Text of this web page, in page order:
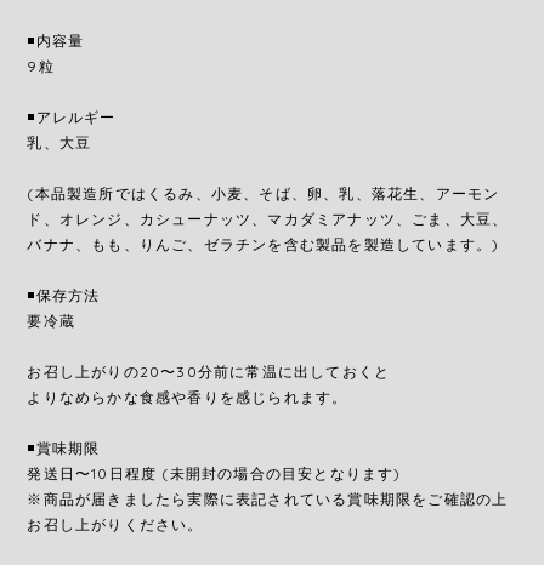
◾️内容量
9粒
◾️アレルギー
乳、大豆
(本品製造所ではくるみ、小麦、そば、卵、乳、落花生、アーモン
ド、オレンジ、カシューナッツ、マカダミアナッツ、ごま、大豆、
バナナ、もも、りんご、ゼラチンを含む製品を製造しています。)
◾️保存方法
要冷蔵
お召し上がりの20〜30分前に常温に出しておくと
よりなめらかな食感や香りを感じられます。
◾️賞味期限
発送日〜10日程度 (未開封の場合の目安となります)
※商品が届きましたら実際に表記されている賞味期限をご確認の上
お召し上がりください。